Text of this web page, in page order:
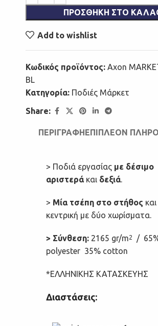
ΠΡΟΣΘΉΚΗ ΣΤΟ
Add to wishlist
Κωδικός προϊόντος: Axon
BL
Κατηγορία: Ποδιές Μάρκετ
Share:
ΠΕΡΙΓΡΑΦΉΕΠΙΠΛΈΟΝ
> Ποδιά εργασίας με δέσιμο
αριστεράκαι δεξιά.
> Μία τσέπη στο στήθος
κεντρική με δύο χωρίσματα.
> Σύνθεση: 2165 gr/m2
/
polyester 35% cotton
*ΕΛΛΗΝΙΚΗΣ ΚΑΤΑΣΚΕΥΗΣ
Διαστάσεις: